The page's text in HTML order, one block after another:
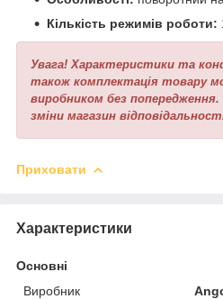
Кількість режимів роботи:
Увага! Характеристики та
також комплектація товару
виробником без попередження.
зміни магазин
Приховати
Характеристики
Основні
Виробник